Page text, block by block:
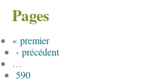
Pages
« premier
‹ précédent
…
590